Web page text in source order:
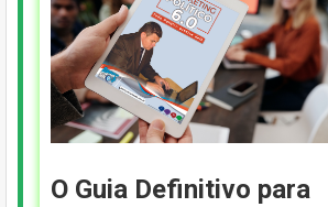
O Guia Definitivo para